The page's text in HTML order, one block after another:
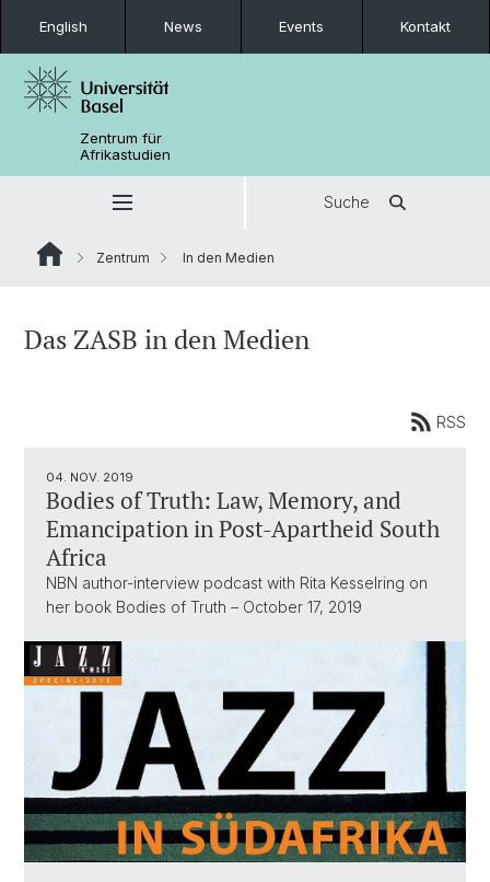
English News Events Kontakt
Zentrum für
Afrikastudien
Suche
Zentrum In den Medien
Das ZASB in den Medien
RSS
04. NOV. 2019
Bodies of Truth: Law, Memory, and
Emancipation in Post-Apartheid South
Africa
NBN author-interview podcast with Rita Kesselring on
her book Bodies of Truth – October 17, 2019